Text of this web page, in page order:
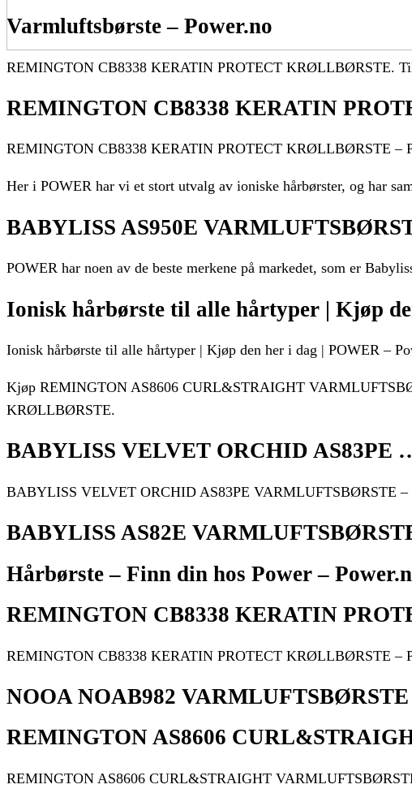
Varmluftsbørste – Power.no
REMINGTON CB8338 KERATIN PROTECT KRØLLBØRSTE.
REMINGTON CB8338 KERATIN
REMINGTON CB8338 KERATIN PROTECT KRØLLBØRSTE –
Her i POWER har vi et stort utvalg av ioniske hårbørster, og har
BABYLISS AS950E
POWER har noen av de beste merkene på markedet, som er
Ionisk hårbørste til alle hårtyper | Kjøp
Ionisk hårbørste til alle hårtyper | Kjøp den her i dag | POWER –
Kjøp REMINGTON AS8606 CURL&STRAIGHT
KRØLLBØRSTE.
BABYLISS VELVET ORCHID AS83PE
BABYLISS VELVET ORCHID AS83PE VARMLUFTSBØRSTE –
BABYLISS AS82E
Hårbørste – Finn din hos Power –
REMINGTON CB8338 KERATIN
REMINGTON CB8338 KERATIN PROTECT KRØLLBØRSTE –
NOOA NOAB982 VARMLUFTSBØRSTE
REMINGTON AS8606
REMINGTON AS8606 CURL&STRAIGHT